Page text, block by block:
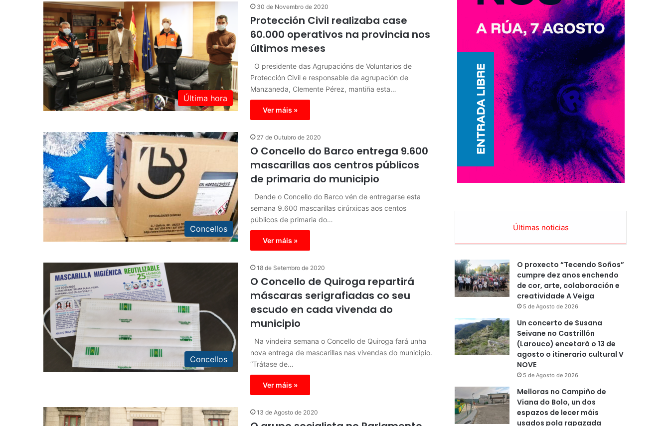
Última hora
30 de Novembro de 2020
Protección Civil realizaba case
60.000 operativos na provincia nos
últimos meses
O presidente das Agrupacións de Voluntarios de
Protección Civil e responsable da agrupación de
Manzaneda, Clemente Pérez, mantiña esta…
Ver máis »
Concellos
27 de Outubro de 2020
O Concello do Barco entrega 9.600
mascarillas aos centros públicos
de primaria do municipio
Dende o Concello do Barco vén de entregarse esta
semana 9.600 mascarillas cirúrxicas aos centos
públicos de primaria do…
Ver máis »
Concellos
18 de Setembro de 2020
O Concello de Quiroga repartirá
máscaras serigrafiadas co seu
escudo en cada vivenda do
municipio
Na vindeira semana o Concello de Quiroga fará unha
nova entrega de mascarillas nas vivendas do municipio.
“Trátase de…
Ver máis »
13 de Agosto de 2020
Últimas noticias
O proxecto “Tecendo Soños”
cumpre dez anos enchendo
de cor, arte, colaboración e
creatividade A Veiga
5 de Agosto de 2026
Un concerto de Susana
Seivane no Castrillón
(Larouco) encetará o 13 de
agosto o itinerario cultural V
NOVE
5 de Agosto de 2026
Melloras no Campiño de
Viana do Bolo, un dos
espazos de lecer máis
usados pola rapazada